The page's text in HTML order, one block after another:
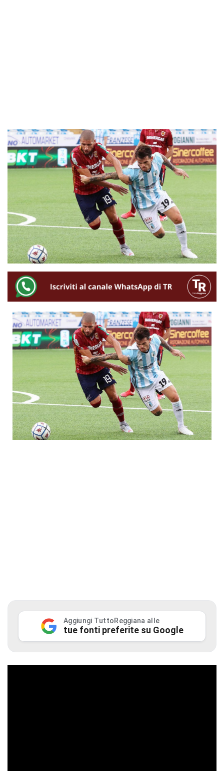
Aggiungi TuttoReggiana alle
tue fonti preferite su Google